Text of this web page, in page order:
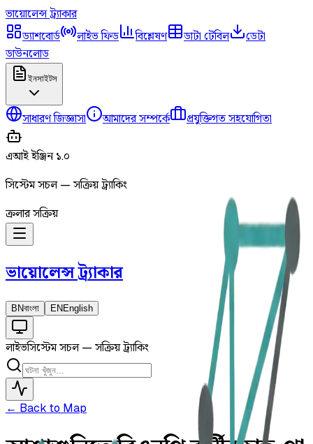
ভায়োলেন্সট্র্যাকার
ড্যাশবোর্ড
লাইভ ফিড বিশ্লেষণ ডাটা টেবিল
ডেটা
ডাউনলোড
ইনসাইটস
সাধারণ জিজ্ঞাসা আমাদের সম্পর্কে প্রযুক্তিগত সহযোগিতা
এআই ইঞ্জিন ১.০
সিস্টেম সচল — সক্রিয় ট্র্যাকিং
ক্রলার সক্রিয়
ভায়োলেন্সট্র্যাকার
BNবাংলা EN English
লাইভসিস্টেম সচল — সক্রিয় ট্র্যাকিং
← Back to Map